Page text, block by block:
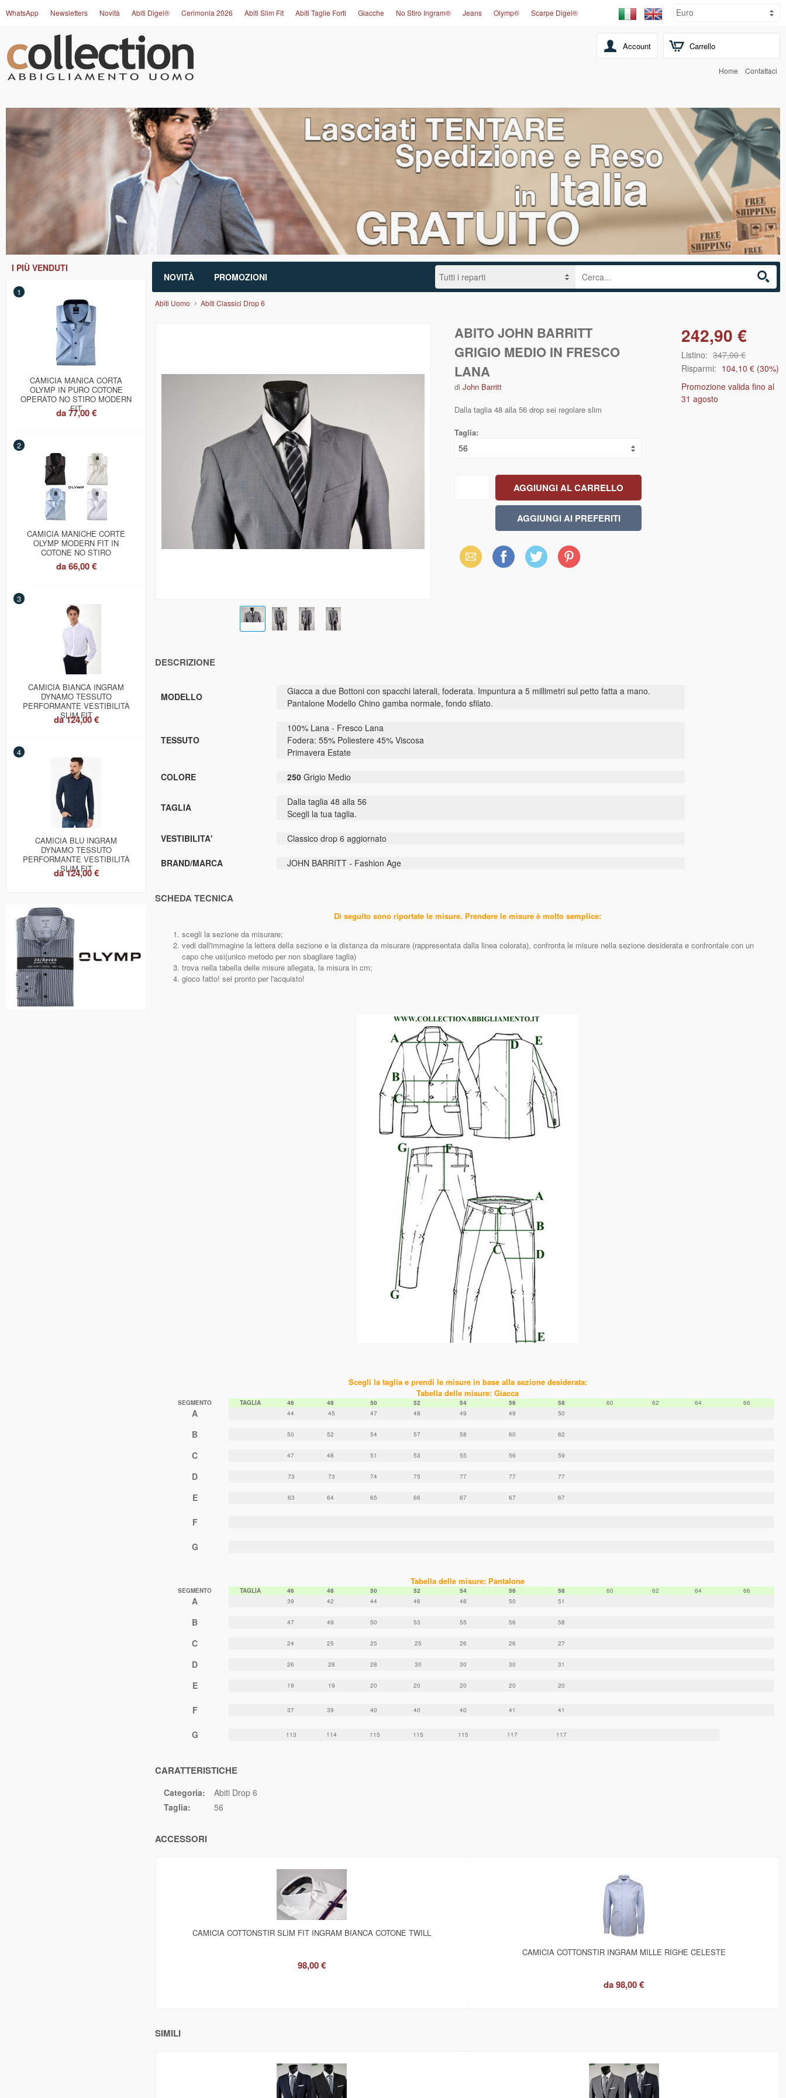
Carrello
WhatsApp Newsletters Novità Abiti Digel® Cerimonia 2026 Abiti Slim Fit Abiti Taglie Forti Giacche No Stiro Ingram® Jeans Olymp® Scarpe Digel®
Account
Home Contattaci
NOVITÀ PROMOZIONI
I PIÙ VENDUTI
1
CAMICIA MANICA CORTA
OLYMP IN PURO COTONE
OPERATO NO STIRO MODERN
FIT
da77,00 €
2
CAMICIA MANICHE CORTE
OLYMP MODERN FIT IN
COTONE NO STIRO
da66,00 €
3
CAMICIA BIANCA INGRAM
DYNAMO TESSUTO
PERFORMANTE VESTIBILITÀ
SLIM FIT
da124,00 €
4
CAMICIA BLU INGRAM
DYNAMO TESSUTO
PERFORMANTE VESTIBILITÀ
SLIM FIT
da124,00 €
Abiti Uomo Abiti Classici Drop 6
ABITO JOHN BARRITT
GRIGIO MEDIO IN FRESCO
LANA
di John Barritt
Dalla taglia 48 alla 56 drop sei regolare slim
Taglia:
242,90 €
Listino: 347,00 €
Risparmi: 104,10 € (30%)
Promozione valida fino al
31 agosto
Email Facebook X Pinterest
DESCRIZIONE
MODELLO
Giacca a due Bottoni con spacchi laterali, foderata. Impuntura a 5 millimetri sul petto fatta a mano.
Pantalone Modello Chino gamba normale, fondo sfilato.
TESSUTO
100% Lana - Fresco Lana
Fodera: 55% Poliestere 45% Viscosa
Primavera Estate
COLORE 250 Grigio Medio
TAGLIA
Dalla taglia 48 alla 56
Scegli la tua taglia.
VESTIBILITA' Classico drop 6 aggiornato
BRAND/MARCA JOHN BARRITT - Fashion Age
SCHEDA TECNICA
Di seguito sono riportate le misure. Prendere le misure è molto semplice:
scegli la sezione da misurare;
vedi dall'immagine la lettera della sezione e la distanza da misurare (rappresentata dalla linea colorata), confronta le misure nella sezione desiderata e confrontale con un
capo che usi(unico metodo per non sbagliare taglia)
trova nella tabella delle misure allegata, la misura in cm;
gioco fatto! sei pronto per l'acquisto!
Scegli la taglia e prendi le misure in base alla sezione desiderata:
Tabella delle misure: Giacca
SEGMENTO TAGLIA 46 48 50 52 54 56 58 60 62 64 66
A 44 45 47 48 49 49 50
B 50 52 54 57 58 60 62
C 47 48 51 53 55 56 59
D 73 73 74 75 77 77 77
E 63 64 65 66 67 67 67
F
G
Tabella delle misure: Pantalone
SEGMENTO TAGLIA 46 48 50 52 54 56 58 60 62 64 66
A 39 42 44 46 48 50 51
B 47 49 50 53 55 56 58
C 24 25 25 25 26 26 27
D 26 28 28 30 30 30 31
E 19 19 20 20 20 20 20
F 37 39 40 40 40 41 41
G 113 114 115 115 115 117 117
CARATTERISTICHE
Categoria:
Abiti Drop 6
Taglia:
56
ACCESSORI
CAMICIA COTTONSTIR SLIM FIT INGRAM BIANCA COTONE TWILL
98,00 €
CAMICIA COTTONSTIR INGRAM MILLE RIGHE CELESTE
da98,00 €
SIMILI